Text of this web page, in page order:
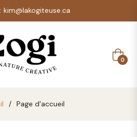
kim@lakogiteuse.ca
Panier
0
/ Page d'accueil